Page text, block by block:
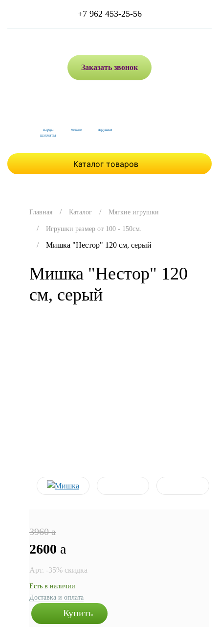
+7 962 453-25-56
Заказать звонок
нарды
шахматы
мишки игрушки
Каталог товаров
Главная Каталог Мягкие игрушки
Игрушки размер от 100 - 150см.
Мишка "Нестор" 120 см, серый
Мишка "Нестор" 120
см, серый
3960a
2600 a
Арт. -35% скидка
Есть в наличии
Доставка и оплата
Купить